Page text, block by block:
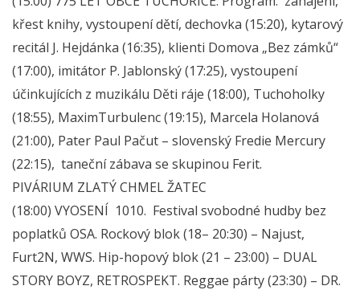
křest knihy, vystoupení dětí, dechovka (15:20), kytarový
recitál J. Hejdánka (16:35), klienti Domova „Bez zámků“
(17:00), imitátor P. Jablonský (17:25), vystoupení
účinkujících z muzikálu Děti ráje (18:00), Tuchoholky
(18:55), MaximTurbulenc (19:15), Marcela Holanová
(21:00), Pater Paul Pačut – slovenský Fredie Mercury
(22:15), taneční zábava se skupinou Ferit.
PIVÁRIUM ZLATÝ CHMEL ŽATEC
(18:00) VYOSENÍ 1010. Festival svobodné hudby bez
poplatků OSA. Rockový blok (18– 20:30) – Najust,
Furt2N, WWS. Hip-hopový blok (21 – 23:00) – DUAL
STORY BOYZ, RETROSPEKT. Reggae párty (23:30) – DR.